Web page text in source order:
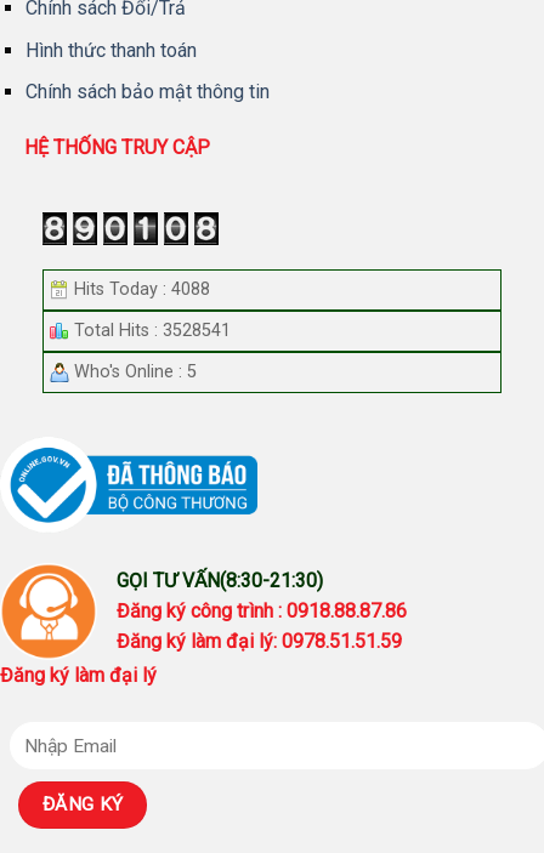
Chính sách Đổi/Trả
Hình thức thanh toán
Chính sách bảo mật thông tin
HỆ THỐNG TRUY CẬP
Hits Today : 4088
Total Hits : 3528541
Who's Online : 5
GỌI TƯ VẤN(8:30-21:30)
Đăng ký công trình : 0918.88.87.86
Đăng ký làm đại lý: 0978.51.51.59
Đăng ký làm đại lý